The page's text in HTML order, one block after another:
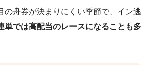
の舟券が決まりにくい季節で、イン逃
単では高配当のレースになることも多